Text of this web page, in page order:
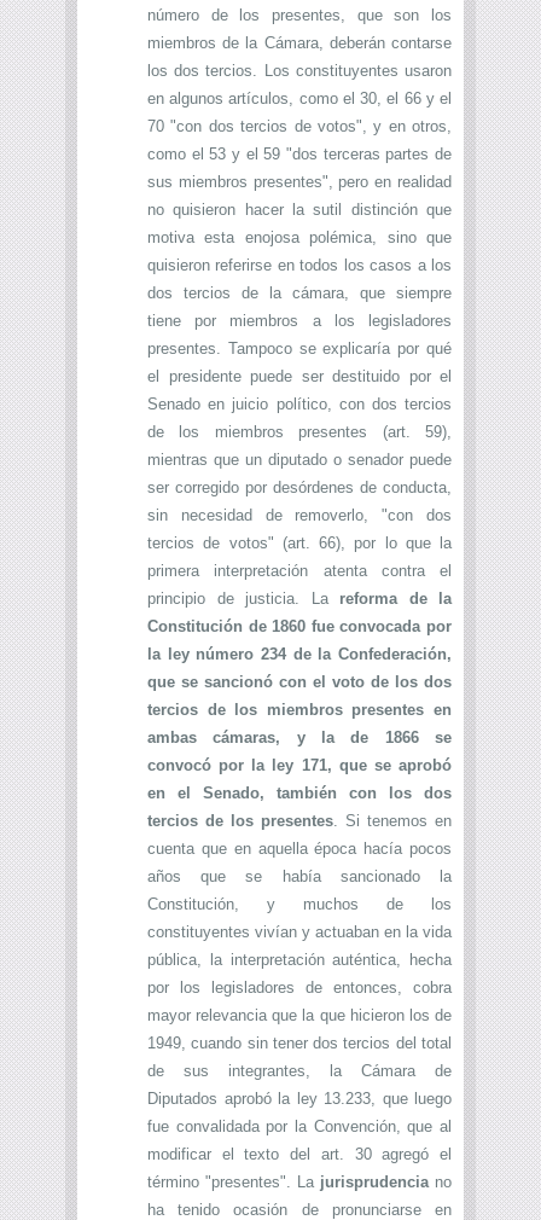
número de los presentes, que son los
miembros de la Cámara, deberán contarse
los dos tercios.
Los constituyentes usaron
en algunos artículos, como el 30, el 66 y el
70 "con dos tercios de votos", y en otros,
como el 53 y el 59 "dos terceras partes de
sus miembros presentes", pero en realidad
no quisieron hacer la sutil distinción que
motiva esta enojosa polémica, sino que
quisieron referirse en todos los casos a los
dos tercios de la cámara, que siempre
tiene por miembros a los legisladores
presentes. Tampoco se explicaría por qué
el presidente puede ser destituido por el
Senado en juicio político, con dos tercios
de los miembros presentes (art. 59),
mientras que un diputado o senador puede
ser corregido por desórdenes de conducta,
sin necesidad de removerlo, "con dos
tercios de votos" (art. 66), por lo que la
primera interpretación atenta contra el
principio de justicia. La reforma de la
Constitución de 1860 fue convocada por
la ley número 234 de la Confederación,
que se sancionó con el voto de los dos
tercios de los miembros presentes en
ambas cámaras, y la de 1866 se
convocó por la ley 171, que se aprobó
en el Senado, también con los dos
tercios de los presentes . Si tenemos en
cuenta que en aquella época hacía pocos
años que se había sancionado la
Constitución, y muchos de los
constituyentes vivían y actuaban en la vida
pública, la interpretación auténtica, hecha
por los legisladores de entonces, cobra
mayor relevancia que la que hicieron los de
1949, cuando sin tener dos tercios del total
de sus integrantes, la Cámara de
Diputados aprobó la ley 13.233, que luego
fue convalidada por la Convención, que al
modificar el texto del art. 30 agregó el
término "presentes". La jurisprudencia no
ha tenido ocasión de pronunciarse en